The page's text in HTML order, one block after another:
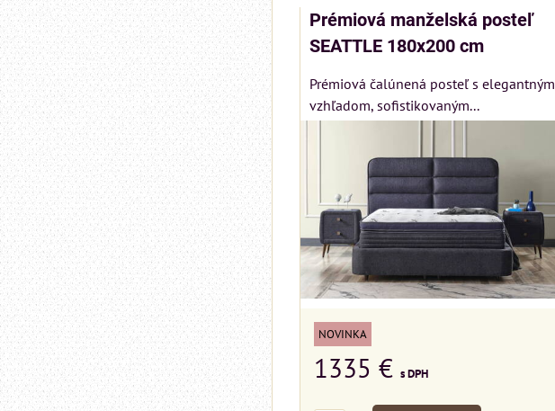
Prémiová manželská posteľ
SEATTLE 180x200 cm
Prémiová čalúnená posteľ s elegantným
vzhľadom, sofistikovaným...
NOVINKA
1335 € s DPH